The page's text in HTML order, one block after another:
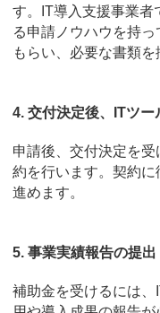
す。IT導入支援事業者
る申請ノウハウを持
もらい、必要な書類を
4. 交付決定後、ITツ
申請後、交付決定を
約を行います。契約
進めます。
5. 事業実績報告の提出
補助金を受けるには